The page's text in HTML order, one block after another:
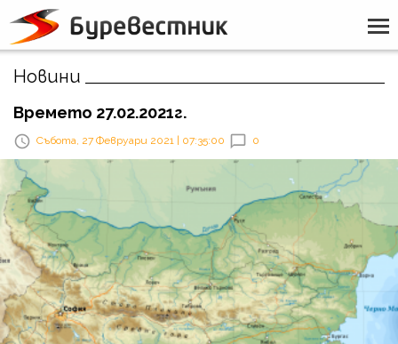
Новини
Времето 27.02.2021г.
Събота, 27 Февруари 2021 | 07:35:00 0